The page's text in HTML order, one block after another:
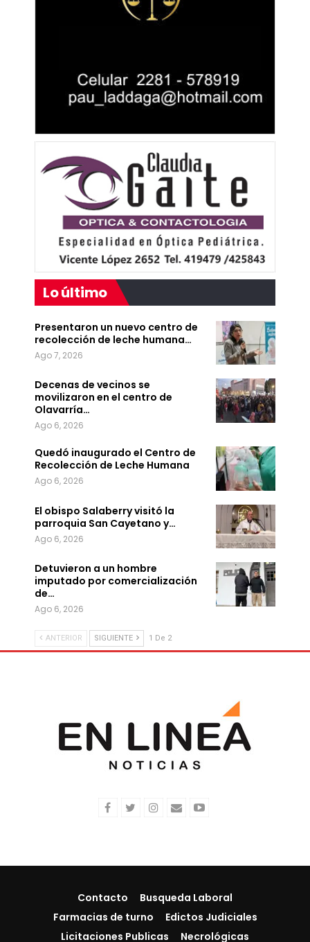
Lo último
Presentaron un nuevo centro de
recolección de leche humana…
Ago 7, 2026
Decenas de vecinos se
movilizaron en el centro de
Olavarría…
Ago 6, 2026
Quedó inaugurado el Centro de
Recolección de Leche Humana
Ago 6, 2026
El obispo Salaberry visitó la
parroquia San Cayetano y…
Ago 6, 2026
Detuvieron a un hombre
imputado por comercialización
de…
Ago 6, 2026
ANTERIOR SIGUIENTE 1 De 2
Contacto
Busqueda Laboral
Farmacias de turno
Edictos Judiciales
Licitaciones Publicas
Necrológicas